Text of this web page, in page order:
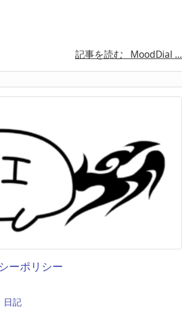
記事を読む MoodDial ...
ーポリシー
日記